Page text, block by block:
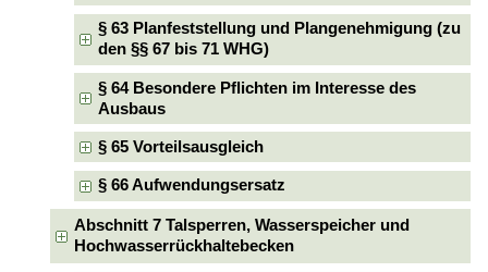
§ 63 Planfeststellung und Plangenehmigung (zu
den §§ 67 bis 71 WHG)
§ 64 Besondere Pflichten im Interesse des
Ausbaus
§ 65 Vorteilsausgleich
§ 66 Aufwendungsersatz
Abschnitt 7 Talsperren, Wasserspeicher und
Hochwasserrückhaltebecken